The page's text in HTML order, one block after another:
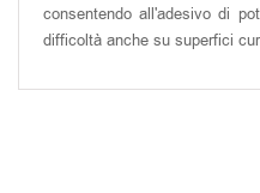
consentendo all'adesivo di
difficoltà anche su superfici